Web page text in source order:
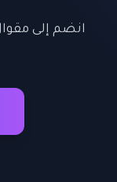
انضم إلى